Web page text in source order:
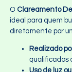
O Clareamento
ideal para quem
diretamente por
Realizado
qualificados
Uso de luz